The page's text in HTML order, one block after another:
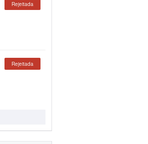
Rejeitada
Rejeitada